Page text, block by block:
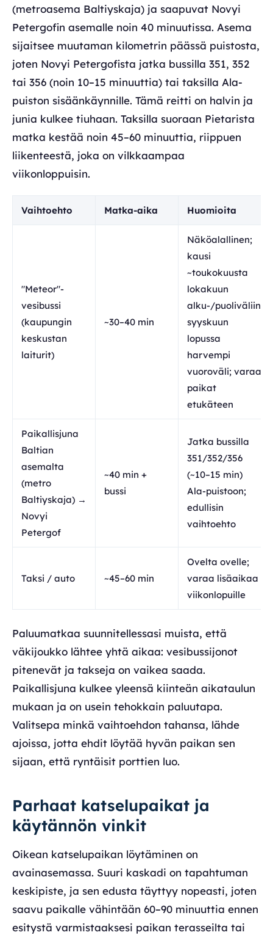
(metroasema Baltiyskaja) ja saapuvat Novyi
Petergofin asemalle noin 40 minuutissa. Asema
sijaitsee muutaman kilometrin päässä puistosta,
joten Novyi Petergofista jatka bussilla 351, 352
tai 356 (noin 10–15 minuuttia) tai taksilla Ala-
puiston sisäänkäynnille. Tämä reitti on halvin ja
junia kulkee tiuhaan. Taksilla suoraan Pietarista
matka kestää noin 45–60 minuuttia, riippuen
liikenteestä, joka on vilkkaampaa
viikonloppuisin.
Vaihtoehto Matka-aika Huomioita
"Meteor"-
vesibussi
(kaupungin
keskustan
laiturit)
~30–40 min
Näköalallinen;
kausi
~toukokuusta
lokakuun
alku-/puoliväliin,
syyskuun
lopussa
harvempi
vuoroväli; varaa
paikat
etukäteen
Paikallisjuna
Baltian
asemalta
(metro
Baltiyskaja) →
Novyi
Petergof
~40 min +
bussi
Jatka bussilla
351/352/356
(~10–15 min)
Ala-puistoon;
edullisin
vaihtoehto
Taksi / auto ~45–60 min
Ovelta ovelle;
varaa lisäaikaa
viikonlopuille
Paluumatkaa suunnitellessasi muista, että
väkijoukko lähtee yhtä aikaa: vesibussijonot
pitenevät ja takseja on vaikea saada.
Paikallisjuna kulkee yleensä kiinteän aikataulun
mukaan ja on usein tehokkain paluutapa.
Valitsepa minkä vaihtoehdon tahansa, lähde
ajoissa, jotta ehdit löytää hyvän paikan sen
sijaan, että ryntäisit porttien luo.
Parhaat katselupaikat ja
käytännön vinkit
Oikean katselupaikan löytäminen on
avainasemassa. Suuri kaskadi on tapahtuman
keskipiste, ja sen edusta täyttyy nopeasti, joten
saavu paikalle vähintään 60–90 minuuttia ennen
esitystä varmistaaksesi paikan terasseilta tai